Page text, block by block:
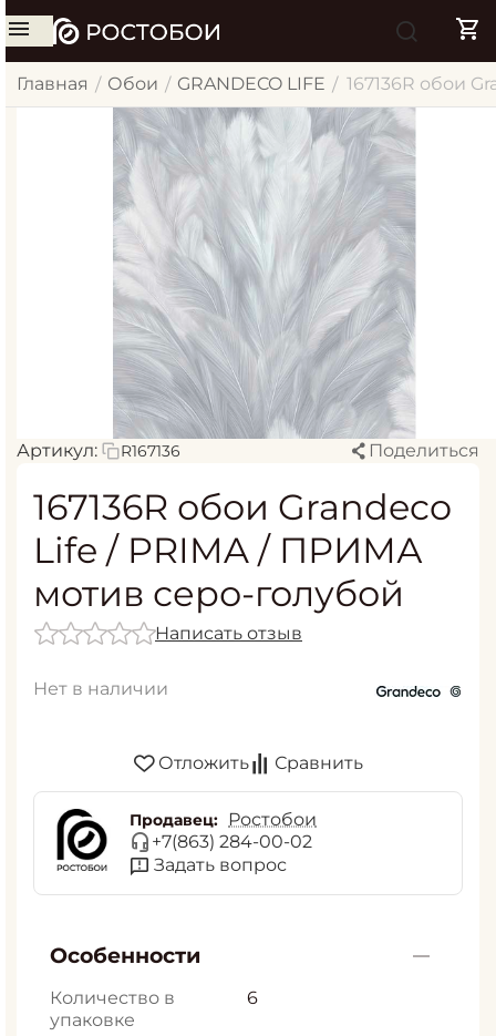
Главная / Обои / GRANDECO LIFE / 167136R обои
Артикул: R167136 Поделиться
167136R обои Grandeco
Life / PRIMA / ПРИМА
мотив серо-голубой
Написать отзыв
Нет в наличии
Отложить Сравнить
Продавец:
Ростобои
+7(863) 284-00-02
Задать вопрос
Особенности
Количество в
упаковке
6